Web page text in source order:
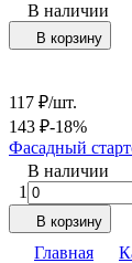
В наличии
В корзину
117 ₽/шт.
143 ₽-18%
Фасадный
В наличии
1
В корзину
Главная